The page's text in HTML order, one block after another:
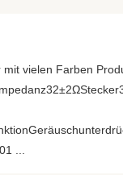
vielen Farben
...